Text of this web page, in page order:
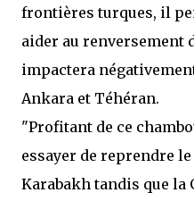
frontières turques, il
aider au renversement
impactera
Ankara et Téhéran.
"Profitant de ce
essayer de reprendre
Karabakh tandis que la